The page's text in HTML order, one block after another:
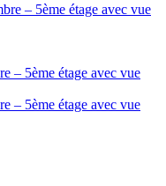
– 5ème étage avec vue
– 5ème étage avec vue
– 5ème étage avec vue